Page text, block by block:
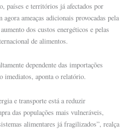
países e territórios já afectados por
ameaças adicionais provocadas pela
dos custos energéticos e pelas
de alimentos.
dependente das importações
imediatos, aponta o relatório.
e transporte está a reduzir
das populações mais vulneráveis,
alimentares já fragilizados”, realça